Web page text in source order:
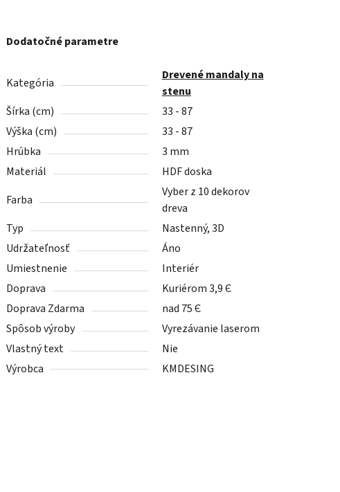
Dodatočné parametre
Kategória
Drevené mandaly na
stenu
Šírka (cm)
33 - 87
Výška (cm)
33 - 87
Hrúbka
3 mm
Materiál
HDF doska
Farba
Vyber z 10 dekorov
dreva
Typ
Nastenný, 3D
Udržateľnosť
Áno
Umiestnenie
Interiér
Doprava
Kuriérom 3,9 Є
Doprava Zdarma
nad 75 Є
Spôsob výroby
Vyrezávanie laserom
Vlastný text
Nie
Výrobca
KMDESING